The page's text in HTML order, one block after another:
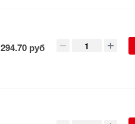
294.70 руб